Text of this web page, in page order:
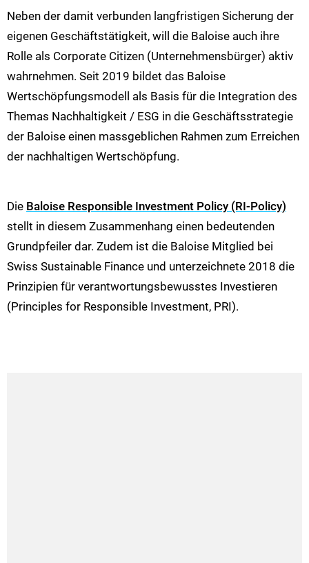
Neben der damit verbunden langfristigen Sicherung der
eigenen Geschäftstätigkeit, will die Baloise auch ihre
Rolle als Corporate Citizen (Unternehmensbürger) aktiv
wahrnehmen. Seit 2019 bildet das Baloise
Wertschöpfungsmodell als Basis für die Integration des
Themas Nachhaltigkeit / ESG in die Geschäftsstrategie
der Baloise einen massgeblichen Rahmen zum Erreichen
der nachhaltigen Wertschöpfung.
Die Baloise Responsible Investment Policy (RI-Policy)
stellt in diesem Zusammenhang einen bedeutenden
Grundpfeiler dar. Zudem ist die Baloise Mitglied bei
Swiss Sustainable Finance und unterzeichnete 2018 die
Prinzipien für verantwortungsbewusstes Investieren
(Principles for Responsible Investment, PRI).